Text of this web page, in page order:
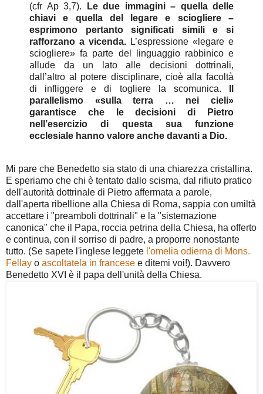
(cfr Ap 3,7).
Le due immagini – quella delle
chiavi e quella del legare e sciogliere –
esprimono pertanto significati simili e si
rafforzano a vicenda. L’espressione «legare e
sciogliere» fa parte del linguaggio rabbinico e
allude da un lato alle decisioni dottrinali,
dall’altro al potere disciplinare, cioè alla facoltà
di infliggere e di togliere la scomunica.
parallelismo «sulla terra … nei cieli»
garantisce che le decisioni di Pietro
nell’esercizio di questa sua funzione
ecclesiale hanno valore anche davanti a Dio.
Mi pare che Benedetto sia stato di una chiarezza cristallina.
E speriamo che chi è tentato dallo scisma, dal rifiuto pratico
dell'autorità dottrinale di Pietro affermata a parole,
dall'aperta ribellione alla Chiesa di Roma, sappia con umiltà
accettare i "preamboli dottrinali" e la "sistemazione
canonica" che il Papa, roccia petrina della Chiesa, ha offerto
e continua, con il sorriso di padre, a proporre nonostante
tutto. (Se sapete l'inglese leggete l'omelia odierna di Mons.
Fellay o ascoltatela in francese e ditemi voi!). Davvero
Benedetto XVI è il papa dell'unità della Chiesa.